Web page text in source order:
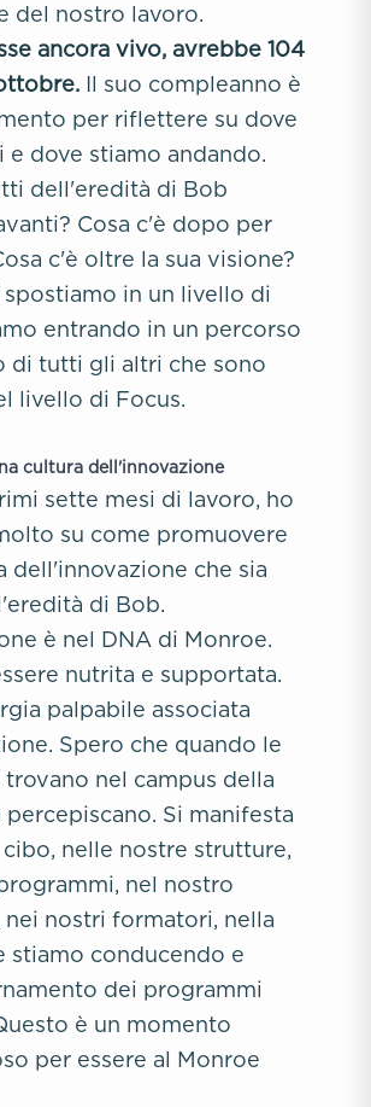
del nostro lavoro.
ancora vivo, avrebbe 104
Il suo compleanno è
per riflettere su dove
e dove stiamo andando.
dell'eredità di Bob
Cosa c'è dopo per
c'è oltre la sua visione?
spostiamo in un livello di
entrando in un percorso
di tutti gli altri che sono
livello di Focus.
cultura dell'innovazione
sette mesi di lavoro, ho
su come promuovere
dell'innovazione che sia
di Bob.
è nel DNA di Monroe.
nutrita e supportata.
palpabile associata
Spero che quando le
trovano nel campus della
percepiscano. Si manifesta
nelle nostre strutture,
nel nostro
nei nostri formatori, nella
stiamo conducendo e
dei programmi
è un momento
per essere al Monroe